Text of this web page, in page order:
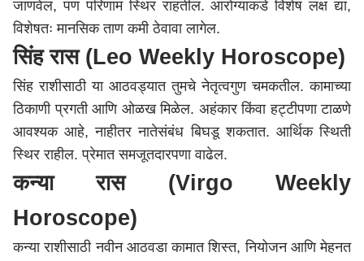
जाणवेल, पण परिणाम स्थिर राहतील. आरोग्याकडे विशेष लक्ष द्या,
विशेषतः मानसिक ताण कमी ठेवावा लागेल.
सिंह रास (Leo Weekly Horoscope)
सिंह राशीसाठी या आठवड्यात तुमचे नेतृत्वगुण चमकतील. कामाच्या
ठिकाणी प्रगती आणि ओळख मिळेल. अहंकार किंवा हट्टीपणा टाळणे
आवश्यक आहे, नाहीतर नातेसंबंध बिघडू शकतात. आर्थिक स्थिती
स्थिर राहील. प्रेमात समजूतदारपणा वाढेल.
कन्या रास (Virgo Weekly
Horoscope)
कन्या राशीसाठी नवीन आठवडा कामात शिस्त, नियोजन आणि मेहनत